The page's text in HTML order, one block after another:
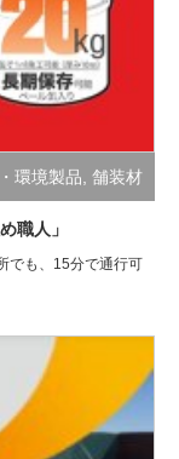
環境製品 舗装材
職人」
でも、15分で通行可